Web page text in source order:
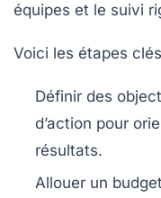
équipes et le suivi
Voici les étapes
Définir des
d’action pour
résultats.
Allouer un